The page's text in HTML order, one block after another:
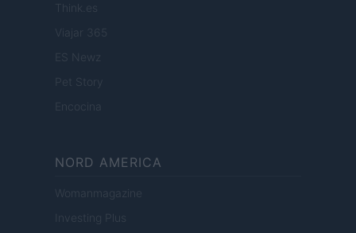
Think.es
Viajar 365
ES Newz
Pet Story
Encocina
NORD AMERICA
Womanmagazine
Investing Plus